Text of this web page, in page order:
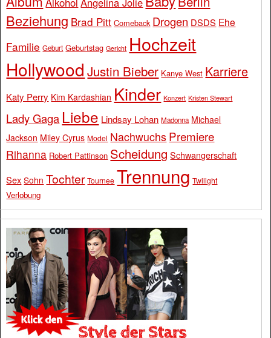
Beziehung Brad Pitt Comeback Drogen DSDS Ehe
Familie Geburt Geburtstag Gericht Hochzeit
Hollywood Justin Bieber Kanye West Karriere
Katy Perry Kim Kardashian Kinder Konzert Kristen Stewart
Lady Gaga Liebe Lindsay Lohan Madonna Michael
Jackson Miley Cyrus Model Nachwuchs Premiere
Rihanna Robert Pattinson Scheidung Schwangerschaft
Sex Sohn Tochter Tournee Trennung Twilight
Verlobung